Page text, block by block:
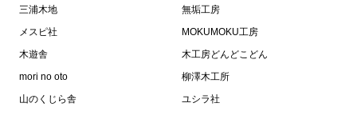
三浦木地
無垢工房
メスピ社
MOKUMOKU工房
木遊舎
木工房どんどこどん
mori no oto
柳澤木工所
山のくじら舎
ユシラ社